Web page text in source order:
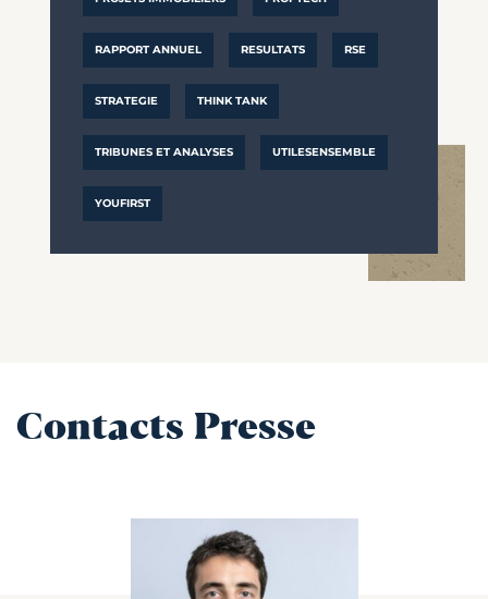
RAPPORT ANNUEL RESULTATS RSE
STRATEGIE THINK TANK
TRIBUNES ET ANALYSES UTILESENSEMBLE
YOUFIRST
Contacts Presse